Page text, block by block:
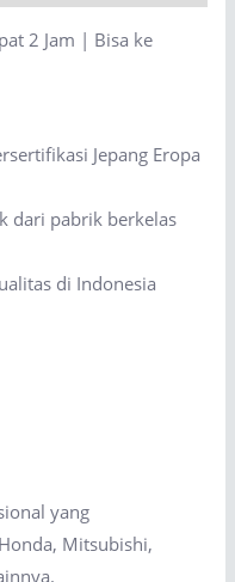
2 Jam | Bisa ke
Jepang Eropa
dari pabrik berkelas
di Indonesia
yang
Mitsubishi,